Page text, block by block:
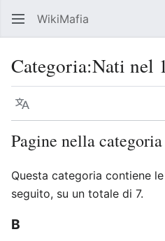
WikiMafia
Categoria:Nati nel
Lingua
Pagine nella
Questa categoria contiene
seguito, su un totale di 7.
B